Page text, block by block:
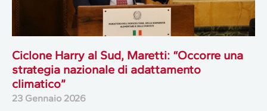
Ciclone Harry al Sud, Maretti: “Occorre una
strategia nazionale di adattamento
climatico”
23 Gennaio 2026